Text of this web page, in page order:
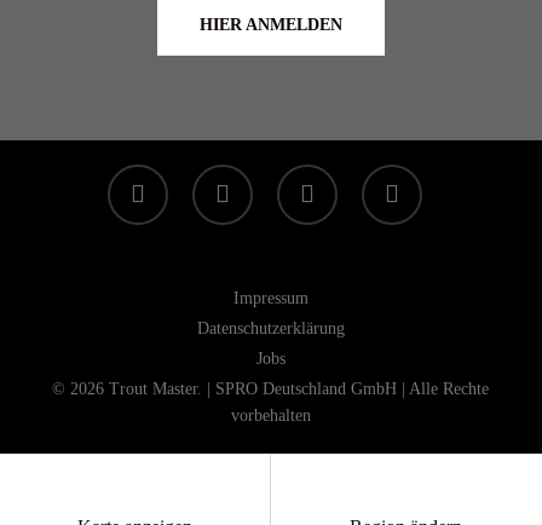
HIER ANMELDEN
facebook linkedin youtube instagram
Impressum
Datenschutzerklärung
Jobs
© 2026 Trout Master. | SPRO Deutschland GmbH | Alle Rechte
vorbehalten